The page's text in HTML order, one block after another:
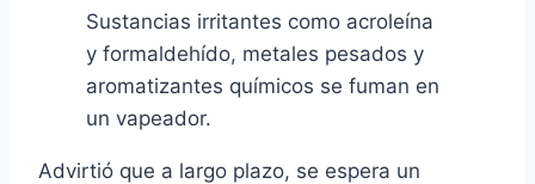
Sustancias irritantes como acroleína
y formaldehído, metales pesados y
aromatizantes químicos se fuman en
un vapeador.
Advirtió que a largo plazo, se espera un